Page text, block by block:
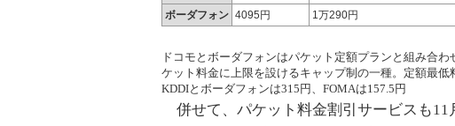
ボーダフォン 4095円 1万290円
ドコモとボーダフォンはパケット定額プランと組み合
ケット料金に上限を設けるキャップ制の一種。定額最低
KDDIとボーダフォンは315円、FOMAは157.5円
併せて、パケット料金割引サービスも11